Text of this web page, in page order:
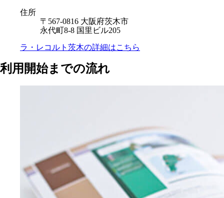
住所
〒567-0816 大阪府茨木市
永代町8-8 国里ビル205
ラ・レコルト茨木の詳細はこちら
利用開始までの流れ